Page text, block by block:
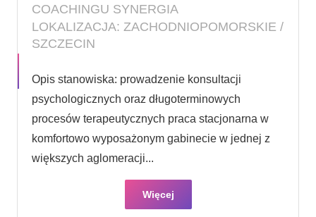
COACHINGU SYNERGIA
LOKALIZACJA: ZACHODNIOPOMORSKIE /
SZCZECIN
Opis stanowiska: prowadzenie konsultacji
psychologicznych oraz długoterminowych
procesów terapeutycznych praca stacjonarna w
komfortowo wyposażonym gabinecie w jednej z
większych aglomeracji...
Więcej